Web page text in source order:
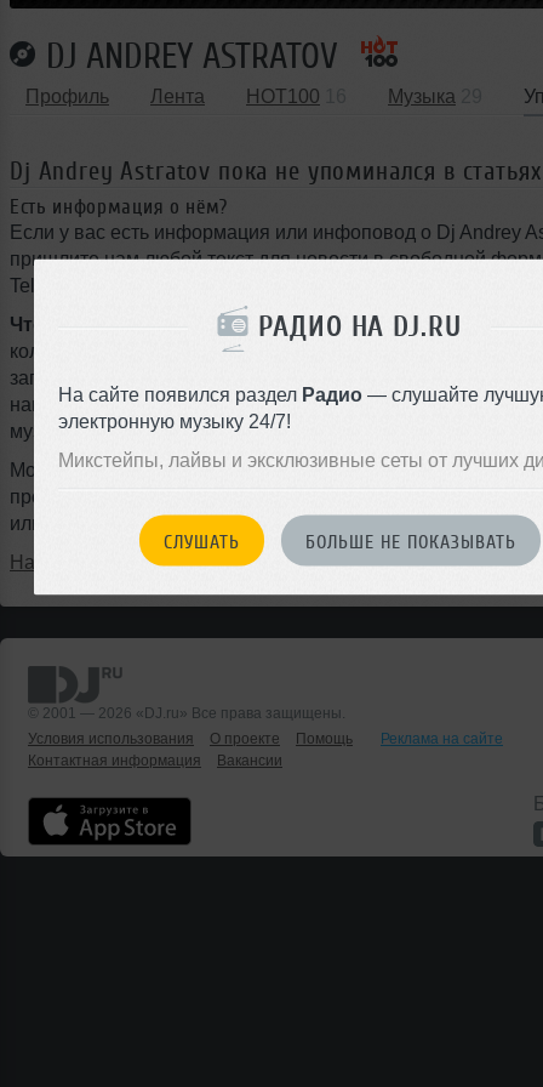
РАДИО НА DJ.RU
На сайте появился раздел Радио — слушайте
электронную музыку 24/7!
Микстейпы, лайвы и эксклюзивные сеты от лучших
СЛУШАТЬ БОЛЬШЕ НЕ ПОКАЗЫВАТЬ
DJ ANDREY ASTRATOV
Профиль Лента HOT100 Музыка
Dj Andrey Astratov пока не упоминался в
Есть информация о нём?
Если у вас есть информация или инфоповод о Dj Andrey
пришлите нам любой текст для новости в свободной
Telegram бот.
Что может быть интересно:громкие выступления,
коллаборации, туры, фестивали, подписание контрактов
запуск собственного лейбла, ремиксы, радиошоу, мастер-
награды, смена стиля или любые другие события из мира
музыки.
Можно писать на любом языке, даже с ошибками — наш
профессионально оформит материал и опубликует
или на следующий день.
Написать в @DjruBot
© 2001 — 2026 «DJ.ru» Все права защищены.
Условия использования
О проекте Помощь
Реклама на сайте
Контактная информация
Вакансии